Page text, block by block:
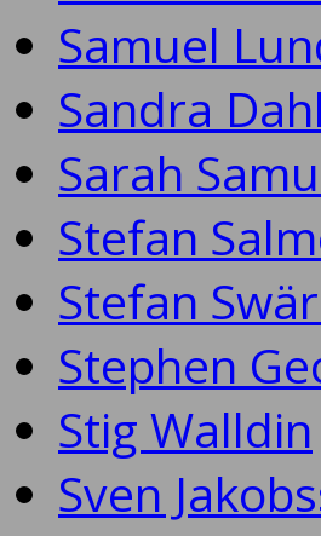
Samuel
Sandra
Sarah
Stefan
Stefan
Stephen
Stig Walldin
Sven